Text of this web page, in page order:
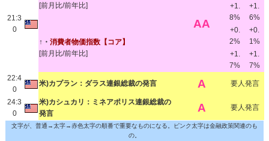
21:3
0
[前月比/前年比]
AA
+1.
8%
+1.
6%
↑・ 消費者物価指数【コア】
[前月比/前年比]
+0.
2%
+0.
1%
+1.
7%
+1.
7%
22:4
0
米)カプラン：ダラス連銀総裁の発言 A 要人発言
24:3
0
米)カシュカリ：ミネアポリス連銀総裁の
発言
A 要人発言
文字が、普通→太字→赤色太字の順番で重要なものになる。ピンク太字は金融政策関連のも
の。